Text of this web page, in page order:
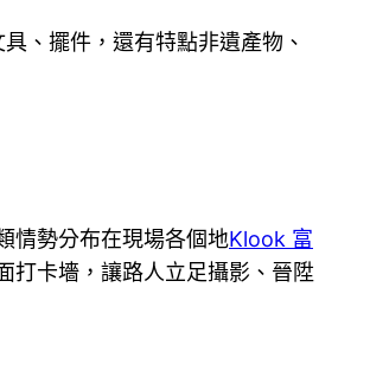
、擺件，還有特點非遺產物、
情勢分布在現場各個地Klook 富
打卡墻，讓路人立足攝影、晉陞